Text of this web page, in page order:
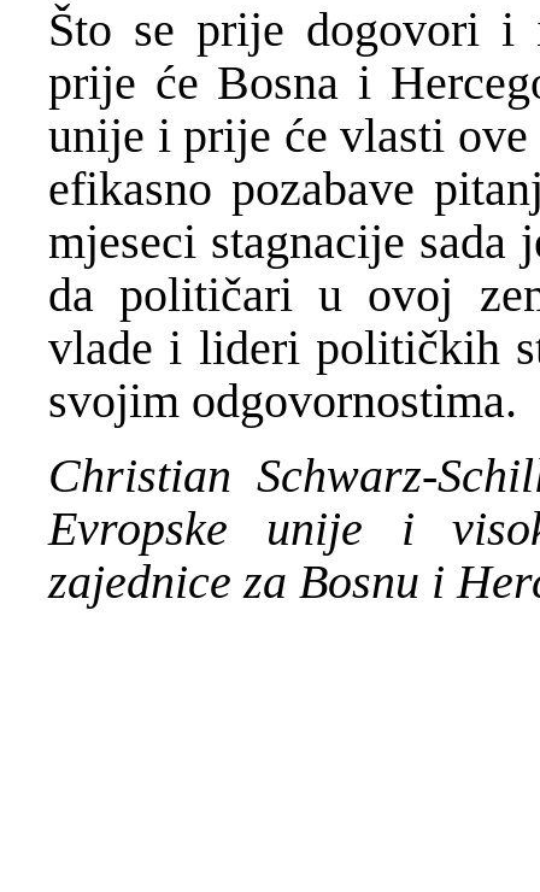
Što se prije dogovori i
prije će Bosna i
unije i prije će vlasti
efikasno pozabave
mjeseci stagnacije
da političari u ovoj
vlade i lideri političkih
svojim odgovornostima.
Christian Schwarz-
Evropske unije i
zajednice za Bosnu i